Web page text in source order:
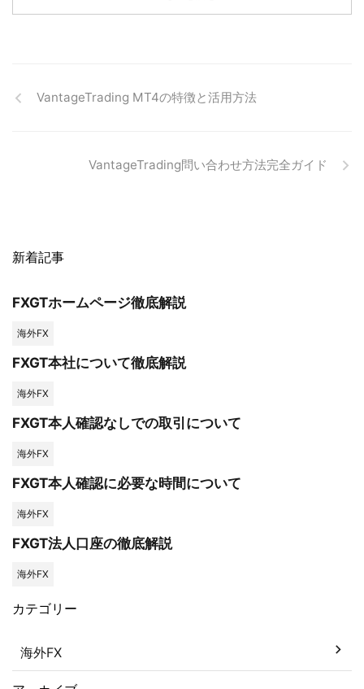
VantageTrading MT4の特徴と活用方法
VantageTrading問い合わせ方法完全ガイド
新着記事
FXGTホームページ徹底解説
海外FX
FXGT本社について徹底解説
海外FX
FXGT本人確認なしでの取引について
海外FX
FXGT本人確認に必要な時間について
海外FX
FXGT法人口座の徹底解説
海外FX
カテゴリー
海外FX